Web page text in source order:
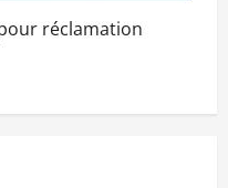
réclamation